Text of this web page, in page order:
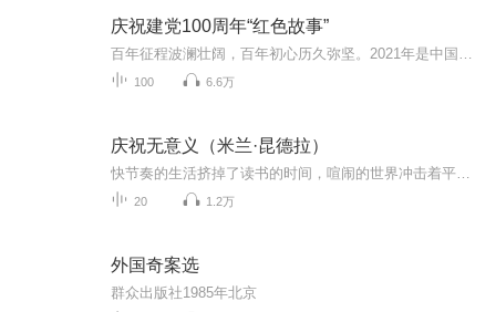
庆祝建党100周年“红色故事”
100 6.6万
庆祝无意义（米兰·昆德拉）
20 1.2万
外国奇案选
群众出版社1985年北京